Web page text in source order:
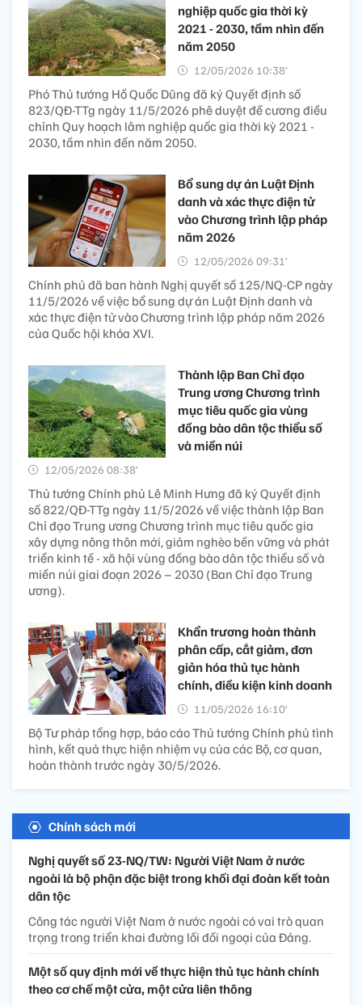
nghiệp quốc gia thời kỳ
2021 - 2030, tầm nhìn đến
năm 2050
12/05/2026 10:38’
Phó Thủ tướng Hồ Quốc Dũng đã ký Quyết định số
823/QĐ-TTg ngày 11/5/2026 phê duyệt đề cương điều
chỉnh Quy hoạch lâm nghiệp quốc gia thời kỳ 2021 -
2030, tầm nhìn đến năm 2050.
Bổ sung dự án Luật Định
danh và xác thực điện tử
vào Chương trình lập pháp
năm 2026​
12/05/2026 09:31’
Chính phủ đã ban hành Nghị quyết số 125/NQ-CP ngày
11/5/2026 về việc bổ sung dự án Luật Định danh và
xác thực điện tử vào Chương trình lập pháp năm 2026
của Quốc hội khóa XVI.
Thành lập Ban Chỉ đạo
Trung ương Chương trình
mục tiêu quốc gia vùng
đồng bào dân tộc thiểu số
và miền núi​
12/05/2026 08:38’
Thủ tướng Chính phủ Lê Minh Hưng đã ký Quyết định
số 822/QĐ-TTg ngày 11/5/2026 về việc thành lập Ban
Chỉ đạo Trung ương Chương trình mục tiêu quốc gia
xây dựng nông thôn mới, giảm nghèo bền vững và phát
triển kinh tế - xã hội vùng đồng bào dân tộc thiểu số và
miền núi giai đoạn 2026 – 2030 (Ban Chỉ đạo Trung
ương).
Khẩn trương hoàn thành
phân cấp, cắt giảm, đơn
giản hóa thủ tục hành
chính, điều kiện kinh doanh
11/05/2026 16:10’
Bộ Tư pháp tổng hợp, báo cáo Thủ tướng Chính phủ tình
hình, kết quả thực hiện nhiệm vụ của các Bộ, cơ quan,
hoàn thành trước ngày 30/5/2026.
Chính sách mới
Nghị quyết số 23-NQ/TW: Người Việt Nam ở nước
ngoài là bộ phận đặc biệt trong khối đại đoàn kết toàn
dân tộc
Công tác người Việt Nam ở nước ngoài có vai trò quan
trọng trong triển khai đường lối đối ngoại của Đảng.
Một số quy định mới về thực hiện thủ tục hành chính
theo cơ chế một cửa, một cửa liên thông